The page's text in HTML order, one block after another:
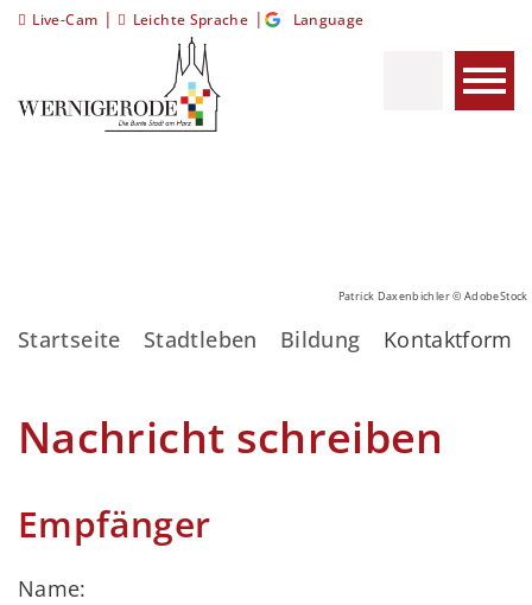
Live-Cam | Leichte Sprache | Language
Patrick Daxenbichler © AdobeStock
Startseite Stadtleben Bildung
Nachricht schreiben
Empfänger
Name: